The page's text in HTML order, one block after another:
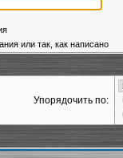
или так, как написано
Упорядочить по: